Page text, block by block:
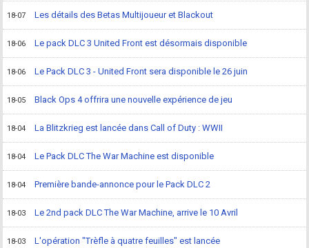
18-07 Les détails des Betas Multijoueur et Blackout
18-06 Le pack DLC 3 United Front est désormais disponible
18-06 Le Pack DLC 3 - United Front sera disponible le 26 juin
18-05 Black Ops 4 offrira une nouvelle expérience de jeu
18-04 La Blitzkrieg est lancée dans Call of Duty : WWII
18-04 Le Pack DLC The War Machine est disponible
18-04 Première bande-annonce pour le Pack DLC 2
18-03 Le 2nd pack DLC The War Machine, arrive le 10 Avril
18-03 L'opération "Trèfle à quatre feuilles" est lancée